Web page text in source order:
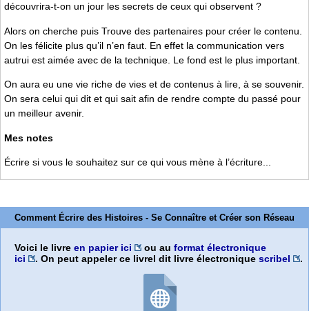
découvrira-t-on un jour les secrets de ceux qui observent ?
Alors on cherche puis Trouve des partenaires pour créer le contenu.
On les félicite plus qu’il n’en faut. En effet la communication vers
autrui est aimée avec de la technique. Le fond est le plus important.
On aura eu une vie riche de vies et de contenus à lire, à se souvenir.
On sera celui qui dit et qui sait afin de rendre compte du passé pour
un meilleur avenir.
Mes notes
Écrire si vous le souhaitez sur ce qui vous mène à l’écriture...
Comment Écrire des Histoires - Se Connaître et Créer son Réseau
Voici le livre en papier ici ou au format électronique
ici
. On peut appeler ce livrel dit livre électronique scribel .